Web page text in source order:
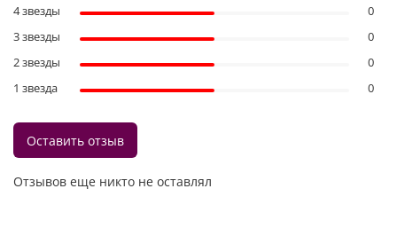
Отзывов еще никто не оставлял
4 звезды
0
3 звезды
0
2 звезды
0
1 звезда
0
Оставить отзыв